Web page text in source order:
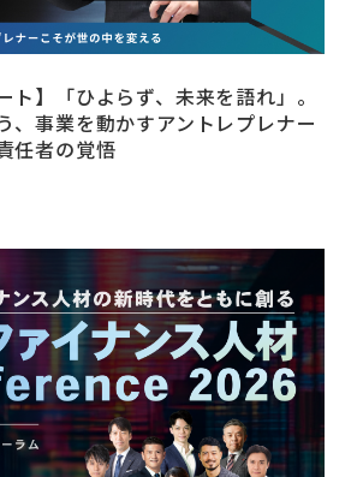
ト】「ひよらず、未来を語れ」。
、事業を動かすアントレプレナー
任者の覚悟